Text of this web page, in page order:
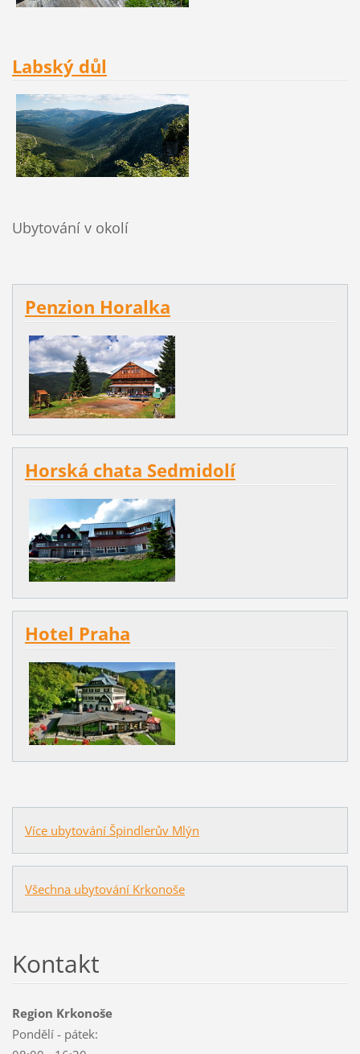
Labský důl
Ubytování v okolí
Penzion Horalka
Horská chata Sedmidolí
Hotel Praha
Více ubytování Špindlerův Mlýn
Všechna ubytování Krkonoše
Kontakt
Region Krkonoše
Pondělí - pátek: